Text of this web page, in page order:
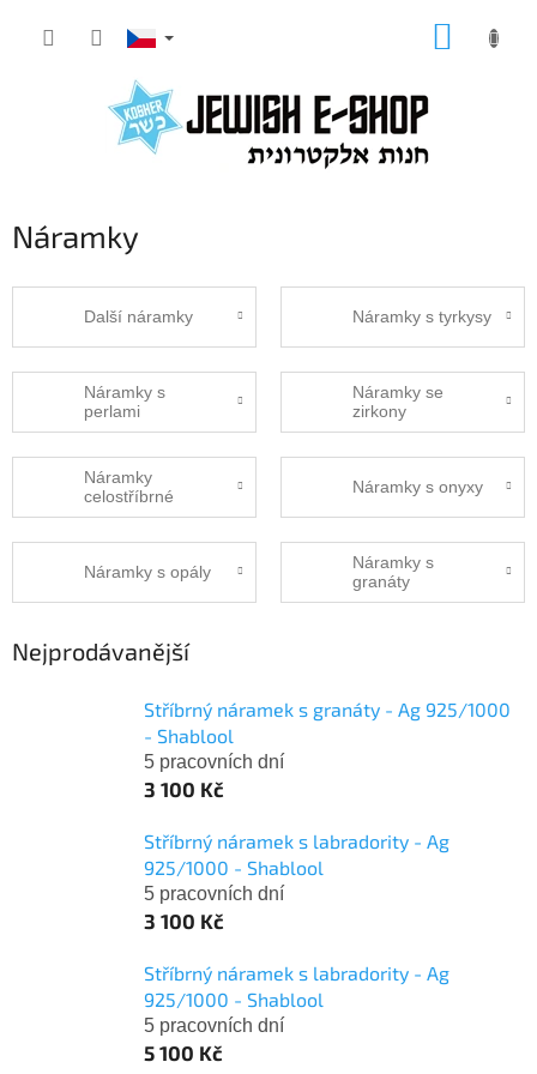
Náramky
Další náramky Náramky s tyrkysy
Náramky s
perlami
Náramky se
zirkony
Náramky
celostříbrné
Náramky s onyxy
Náramky s opály
Náramky s
granáty
Nejprodávanější
Stříbrný náramek s granáty - Ag 925/1000
- Shablool
5 pracovních dní
3 100 Kč
Stříbrný náramek s labradority - Ag
925/1000 - Shablool
5 pracovních dní
3 100 Kč
Stříbrný náramek s labradority - Ag
925/1000 - Shablool
5 pracovních dní
5 100 Kč